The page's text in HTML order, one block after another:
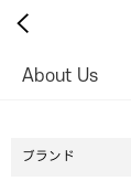
About Us
ブランド